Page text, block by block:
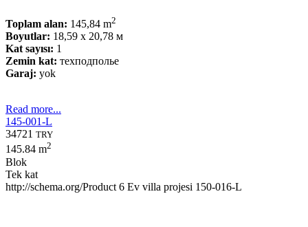
Toplam alan: 145,84 m2
Boyutlar: 18,59 x 20,78 м
Kat sayısı: 1
Zemin kat: техподполье
Garaj: yok
Read more...
145-001-L
34721 TRY
145.84 m2
Blok
Tek kat
http://schema.org/Product 6 Ev villa projesi 150-016-L